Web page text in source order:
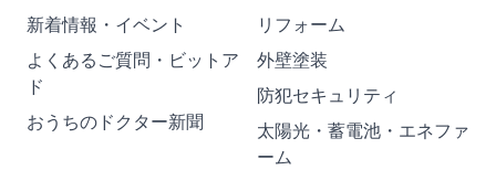
新着情報・イベント
よくあるご質問・ビットア
ド
おうちのドクター新聞
リフォーム
外壁塗装
防犯セキュリティ
太陽光・蓄電池・エネファ
ーム